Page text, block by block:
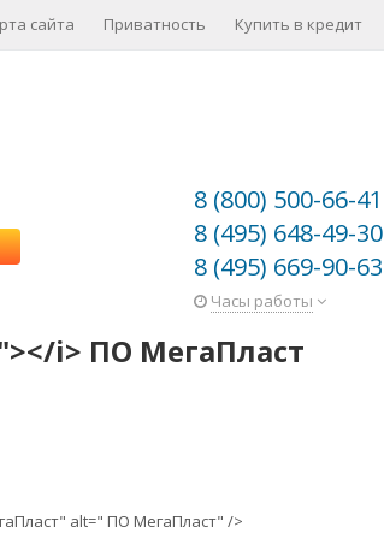
сайта Приватность Купить в кредит
8 (800) 500-66-41
8 (495) 648-49-30
8 (495) 669-90-63
Часы работы
i> ПО МегаПласт
alt=" ПО МегаПласт" />